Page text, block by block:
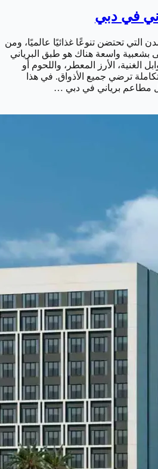
في دبي
التي تحتضن تنوعًا غذائيًا عالميًا، ومن
بشعبية واسعة هناك هو طبق البرياني
الغنية، الأرز المعطر، واللحوم أو
ترضي جميع الأذواق. في هذا
مطاعم برياني في دبي …